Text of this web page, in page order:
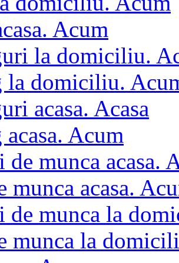
Acum
la domiciliu.
la domiciliu.
acasa. Acasa
acasa. Acum
munca acasa.
munca acasa.
de munca la
munca la